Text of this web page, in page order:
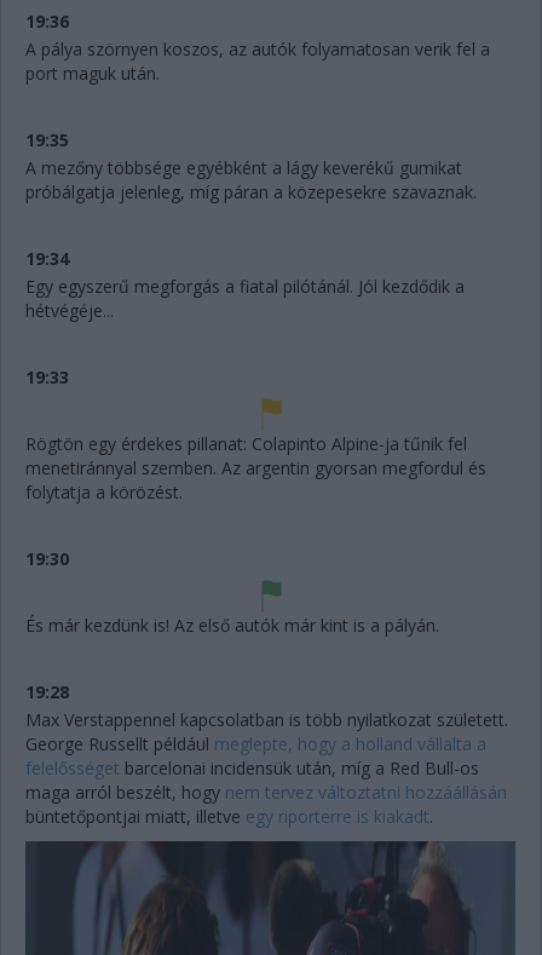
19:36
A pálya szörnyen koszos, az autók folyamatosan verik fel a
port maguk után.
19:35
A mezőny többsége egyébként a lágy keverékű gumikat
próbálgatja jelenleg, míg páran a közepesekre szavaznak.
19:34
Egy egyszerű megforgás a fiatal pilótánál. Jól kezdődik a
hétvégéje...
19:33
Rögtön egy érdekes pillanat: Colapinto Alpine-ja tűnik fel
menetiránnyal szemben. Az argentin gyorsan megfordul és
folytatja a körözést.
19:30
És már kezdünk is! Az első autók már kint is a pályán.
19:28
Max Verstappennel kapcsolatban is több nyilatkozat született.
George Russellt például meglepte, hogy a holland vállalta a
felelősséget barcelonai incidensük után, míg a Red Bull-os
maga arról beszélt, hogy nem tervez változtatni hozzáállásán
büntetőpontjai miatt, illetve egy riporterre is kiakadt.